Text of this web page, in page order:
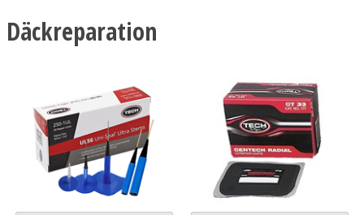
Däckreparation